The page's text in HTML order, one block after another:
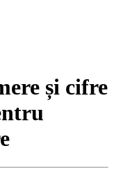
și cifre